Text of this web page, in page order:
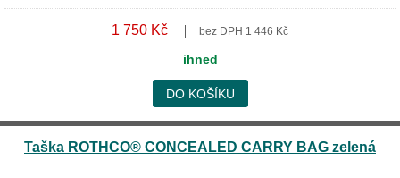
1 750 Kč bez DPH 1 446 Kč
ihned
DO KOŠÍKU
Taška ROTHCO® CONCEALED CARRY BAG zelená